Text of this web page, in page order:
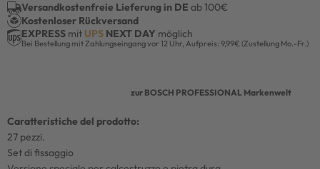
Versandkostenfreie Lieferung in DE ab 100€
Kostenloser Rückversand
EXPRESS mit UPS NEXT DAY möglich
Bei Bestellung mit Zahlungseingang vor 12 Uhr, Aufpreis: 9,99€ (Zustellung Mo.-Fr.)
zur BOSCH PROFESSIONAL Markenwelt
Caratteristiche del prodotto:
27 pezzi.
Set di fissaggio